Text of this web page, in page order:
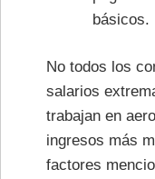
básicos.
No todos los
salarios
trabajan en
ingresos más
factores